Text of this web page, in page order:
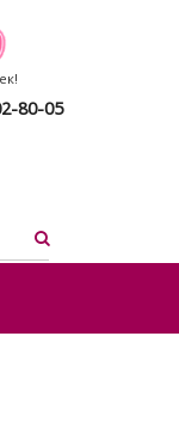
80-05